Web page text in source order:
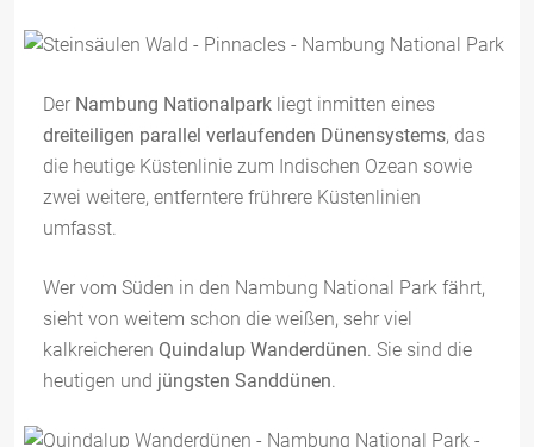
Der Nambung Nationalpark liegt inmitten eines
dreiteiligen parallel verlaufenden Dünensystems, das
die heutige Küstenlinie zum Indischen Ozean sowie
zwei weitere, entferntere frührere Küstenlinien
umfasst.
Wer vom Süden in den Nambung National Park fährt,
sieht von weitem schon die weißen, sehr viel
kalkreicheren Quindalup Wanderdünen . Sie sind die
heutigen und jüngsten Sanddünen